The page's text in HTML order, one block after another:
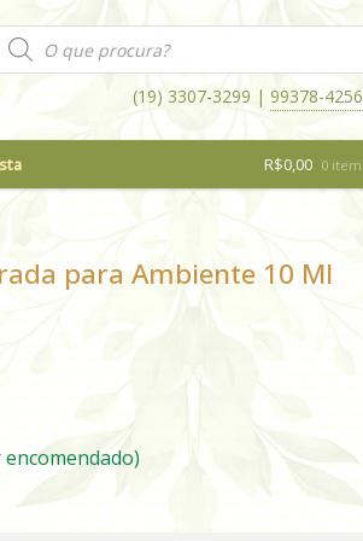
(19) 3307-3299 | 99378-4256
R$0,00 0 item
para Ambiente 10 Ml